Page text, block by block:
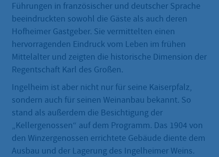
Führungen in französischer und deutscher Sprache
beeindruckten sowohl die Gäste als auch deren
Hofheimer Gastgeber. Sie vermittelten einen
hervorragenden Eindruck vom Leben im frühen
Mittelalter und zeigten die historische Dimension der
Regentschaft Karl des Großen.
Ingelheim ist aber nicht nur für seine Kaiserpfalz,
sondern auch für seinen Weinanbau bekannt. So
stand als außerdem die Besichtigung der
„Kellergenossen“ auf dem Programm. Das 1904 von
den Winzergenossen errichtete Gebäude diente dem
Ausbau und der Lagerung des Ingelheimer Weins.